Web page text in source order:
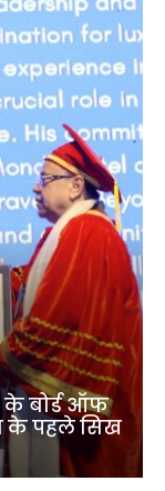
के बोर्ड ऑफ
के पहले सिख